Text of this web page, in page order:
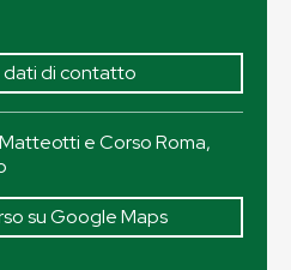
dati di contatto
e Corso Roma,
su Google Maps